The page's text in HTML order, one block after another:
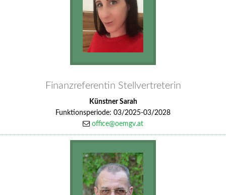
Finanzreferentin Stellvertreterin
Künstner Sarah
Funktionsperiode: 03/2025-03/2028
office@oemgv.at